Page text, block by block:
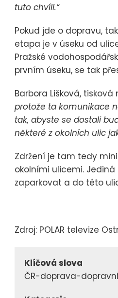
tuto chvíli.“
Pokud jde o dopravu,
etapa je v úseku od
Pražské
prvním úseku, se tak
Barbora Lišková, tisková
protože ta komunikace
tak, abyste se dostali
některé z okolních ulic
Zdržení je tam tedy
okolními ulicemi.
zaparkovat a do této
Zdroj: POLAR televize
Klíčová slova
ČR-doprava-